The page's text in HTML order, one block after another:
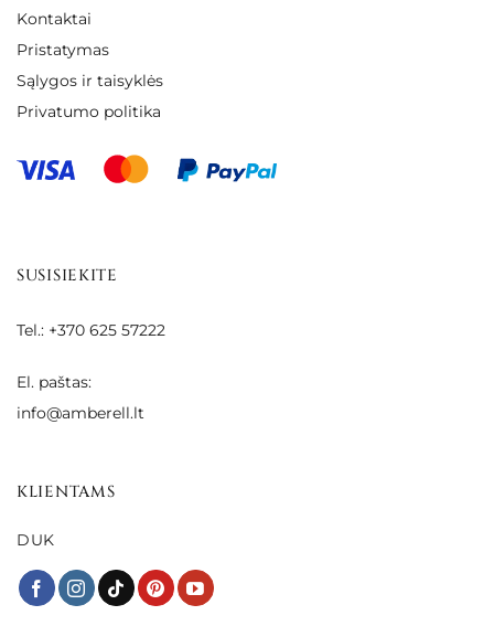
Kontaktai
Pristatymas
Sąlygos ir taisyklės
Privatumo politika
SUSISIEKITE
Tel.: +370 625 57222
El. paštas:
info@amberell.lt
KLIENTAMS
DUK